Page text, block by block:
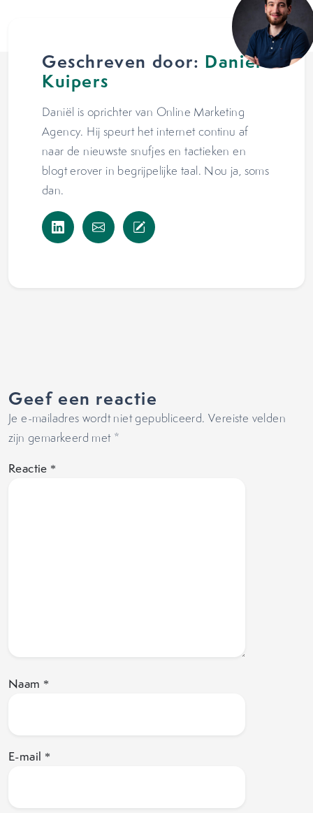
Geschreven door: Daniël
Kuipers
Daniël is oprichter van Online Marketing
Agency. Hij speurt het internet continu af
naar de nieuwste snufjes en tactieken en
blogt erover in begrijpelijke taal. Nou ja, soms
dan.
Geef een reactie
Je e-mailadres wordt niet gepubliceerd. Vereiste velden
zijn gemarkeerd met *
Reactie *
Naam *
E-mail *